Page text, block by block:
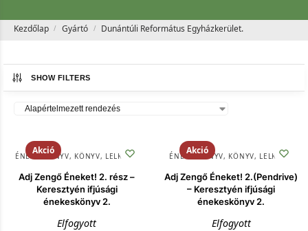
Kezdőlap / Gyártó / Dunántúli Református Egyházkerület.
SHOW FILTERS
Akció
ÉNEKESKÖNYV, KÖNYV, LELKISÉG
Adj Zengő Éneket! 2. rész –
Keresztyén ifjúsági
énekeskönyv 2.
Elfogyott
Akció
ÉNEKESKÖNYV, KÖNYV, LELKISÉG
Adj Zengő Éneket! 2.(Pendrive)
– Keresztyén ifjúsági
énekeskönyv 2.
Elfogyott